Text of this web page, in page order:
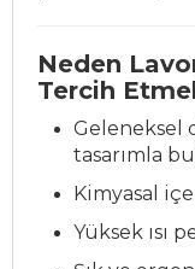
Neden
Tercih
Geleneksel
tasarımla
Kimyasal
Yüksek ısı